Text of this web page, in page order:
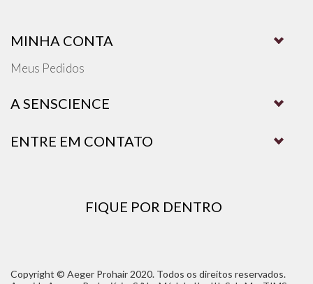
MINHA CONTA
Meus Pedidos
A SENSCIENCE
ENTRE EM CONTATO
FIQUE POR DENTRO
Copyright © Aeger Prohair 2020. Todos os direitos reservados.